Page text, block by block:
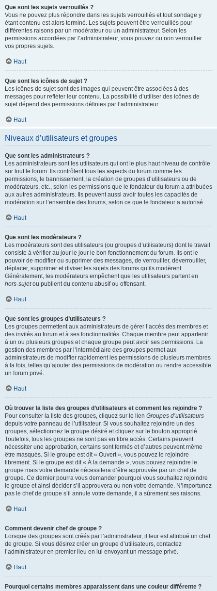
Que sont les sujets verrouillés ?
Vous ne pouvez plus répondre dans les sujets verrouillés et tout sondage y
étant contenu est alors terminé. Les sujets peuvent être verrouillés pour
différentes raisons par un modérateur ou un administrateur. Selon les
permissions accordées par l’administrateur, vous pouvez ou non verrouiller
vos propres sujets.
Haut
Que sont les icônes de sujet ?
Les icônes de sujet sont des images qui peuvent être associées à des
messages pour refléter leur contenu. La possibilité d’utiliser des icônes de
sujet dépend des permissions définies par l’administrateur.
Haut
Niveaux d’utilisateurs et groupes
Que sont les administrateurs ?
Les administrateurs sont les utilisateurs qui ont le plus haut niveau de contrôle
sur tout le forum. Ils contrôlent tous les aspects du forum comme les
permissions, le bannissement, la création de groupes d’utilisateurs ou de
modérateurs, etc., selon les permissions que le fondateur du forum a attribuées
aux autres administrateurs. Ils peuvent aussi avoir toutes les capacités de
modération sur l’ensemble des forums, selon ce que le fondateur a autorisé.
Haut
Que sont les modérateurs ?
Les modérateurs sont des utilisateurs (ou groupes d’utilisateurs) dont le travail
consiste à vérifier au jour le jour le bon fonctionnement du forum. Ils ont le
pouvoir de modifier ou supprimer des messages, de verrouiller, déverrouiller,
déplacer, supprimer et diviser les sujets des forums qu’ils modèrent.
Généralement, les modérateurs empêchent que les utilisateurs partent en
hors-sujetou publient du contenu abusif ou offensant.
Haut
Que sont les groupes d’utilisateurs ?
Les groupes permettent aux administrateurs de gérer l’accès des membres et
des invités au forum et à ses fonctionnalités. Chaque membre peut appartenir
à un ou plusieurs groupes et chaque groupe peut avoir ses permissions. La
gestion des membres par l’intermédiaire des groupes permet aux
administrateurs de modifier rapidement les permissions de plusieurs membres
à la fois, telles qu’ajouter des permissions de modération ou rendre accessible
un forum privé.
Haut
Où trouver la liste des groupes d’utilisateurs et comment les rejoindre ?
Pour consulter la liste des groupes, cliquez sur le lien Groupes d’utilisateurs
depuis votre panneau de l’utilisateur. Si vous souhaitez rejoindre un des
groupes, sélectionnez le groupe désiré et cliquez sur le bouton approprié.
Toutefois, tous les groupes ne sont pas en libre accès. Certains peuvent
nécessiter une approbation, certains sont fermés et d’autres peuvent même
être masqués. Si le groupe est dit « Ouvert », vous pouvez le rejoindre
librement. Si le groupe est dit « À la demande », vous pouvez rejoindre le
groupe mais votre demande nécessitera d’être approuvée par un chef de
groupe. Ce dernier pourra vous demander pourquoi vous souhaitez rejoindre
le groupe et ainsi décider s’il approuvera ou non votre demande. N’importunez
pas le chef de groupe s’il annule votre demande, il a sûrement ses raisons.
Haut
Comment devenir chef de groupe ?
Lorsque des groupes sont créés par l’administrateur, il leur est attribué un chef
de groupe. Si vous désirez créer un groupe d’utilisateurs, contactez
l’administrateur en premier lieu en lui envoyant un message privé.
Haut
Pourquoi certains membres apparaissent dans une couleur différente ?